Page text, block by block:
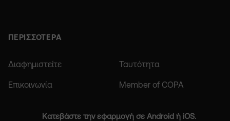
ΠΕΡΙΣΣΟΤΕΡΑ
Διαφημιστείτε Ταυτότητα
Επικοινωνία Member of COPA
Κατεβάστε την εφαρμογή σε Android ή iOS.